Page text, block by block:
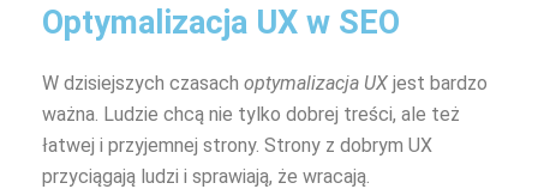
Optymalizacja UX w SEO
W dzisiejszych czasach optymalizacja UXjest bardzo
ważna. Ludzie chcą nie tylko dobrej treści, ale też
łatwej i przyjemnej strony. Strony z dobrym UX
przyciągają ludzi i sprawiają, że wracają.